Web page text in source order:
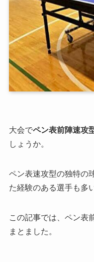
大会でペン表前陣速攻
しょうか。
ペン表速攻型の独特の
た経験のある選手も多
この記事では、ペン表
まとました。